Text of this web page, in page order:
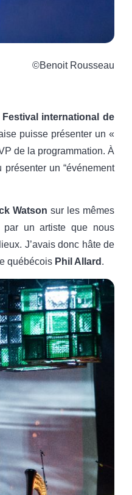
©Benoit Rousseau
Festival international de
puisse présenter un «
de la programmation. À
un “événement
Watson sur les mêmes
par un artiste que nous
J’avais donc hâte de
québécois Phil Allard .